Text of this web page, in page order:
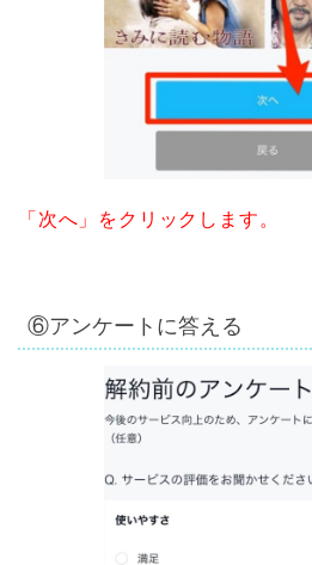
「次へ」をクリックします。
⑥アンケートに答える